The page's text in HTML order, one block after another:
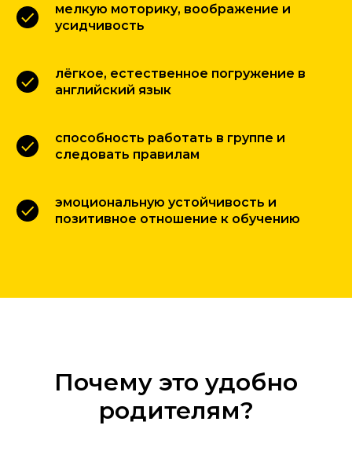
мелкую моторику, воображение и
усидчивость
лёгкое, естественное погружение в
английский язык
способность работать в группе и
следовать правилам
эмоциональную устойчивость и
позитивное отношение к обучению
Почему это удобно
родителям?